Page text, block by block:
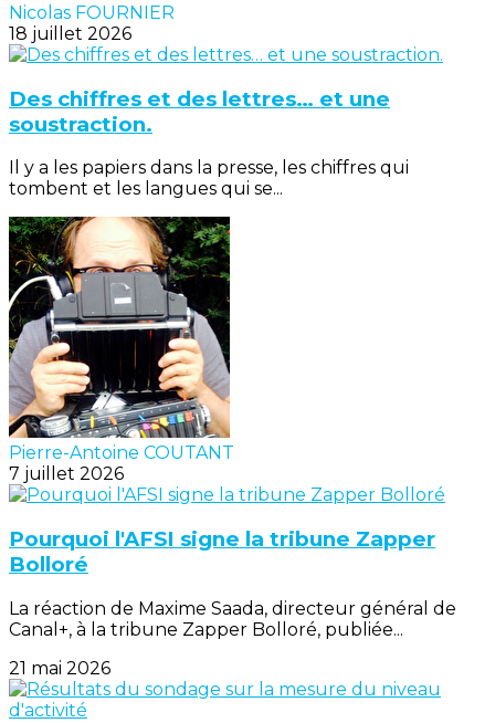
Nicolas FOURNIER
18 juillet 2026
Des chiffres et des lettres… et une
soustraction.
Il y a les papiers dans la presse, les chiffres qui
tombent et les langues qui se...
Pierre-Antoine COUTANT
7 juillet 2026
Pourquoi l'AFSI signe la tribune Zapper
Bolloré
La réaction de Maxime Saada, directeur général de
Canal+, à la tribune Zapper Bolloré, publiée...
21 mai 2026